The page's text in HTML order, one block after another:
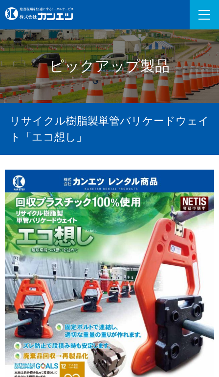
ピックアップ製品
リサイクル樹脂製単管バリケードウェイ
ト「エコ想し」